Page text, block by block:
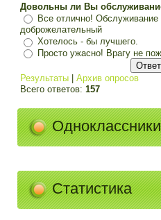
Довольны ли Вы
Все отлично! Обслуживание
доброжелательный
Хотелось - бы лучшего.
Просто ужасно! Врагу не
Результаты |Архив опросов
Всего ответов:157
Одноклассники
Статистика